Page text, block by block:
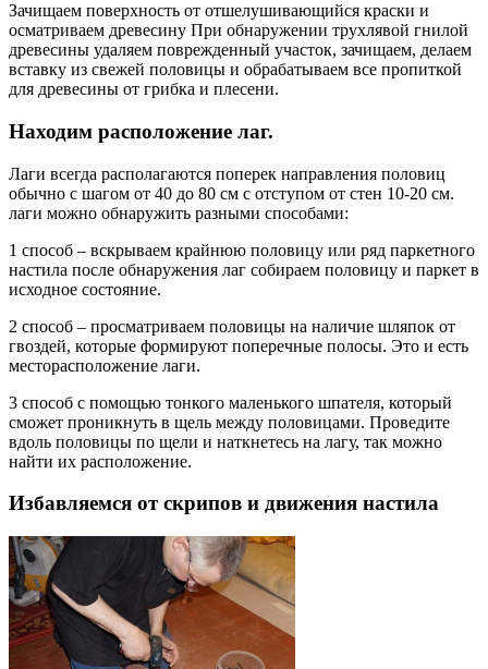
Зачищаем поверхность от отшелушивающийся краски и
осматриваем древесину При обнаружении трухлявой гнилой
древесины удаляем поврежденный участок, зачищаем, делаем
вставку из свежей половицы и обрабатываем все пропиткой
для древесины от грибка и плесени.
Находим расположение лаг.
Лаги всегда располагаются поперек направления половиц
обычно с шагом от 40 до 80 см с отступом от стен 10-20 см.
лаги можно обнаружить разными способами:
1 способ – вскрываем крайнюю половицу или ряд паркетного
настила после обнаружения лаг собираем половицу и паркет в
исходное состояние.
2 способ – просматриваем половицы на наличие шляпок от
гвоздей, которые формируют поперечные полосы. Это и есть
месторасположение лаги.
3 способ с помощью тонкого маленького шпателя, который
сможет проникнуть в щель между половицами. Проведите
вдоль половицы по щели и наткнетесь на лагу, так можно
найти их расположение.
Избавляемся от скрипов и движения настила